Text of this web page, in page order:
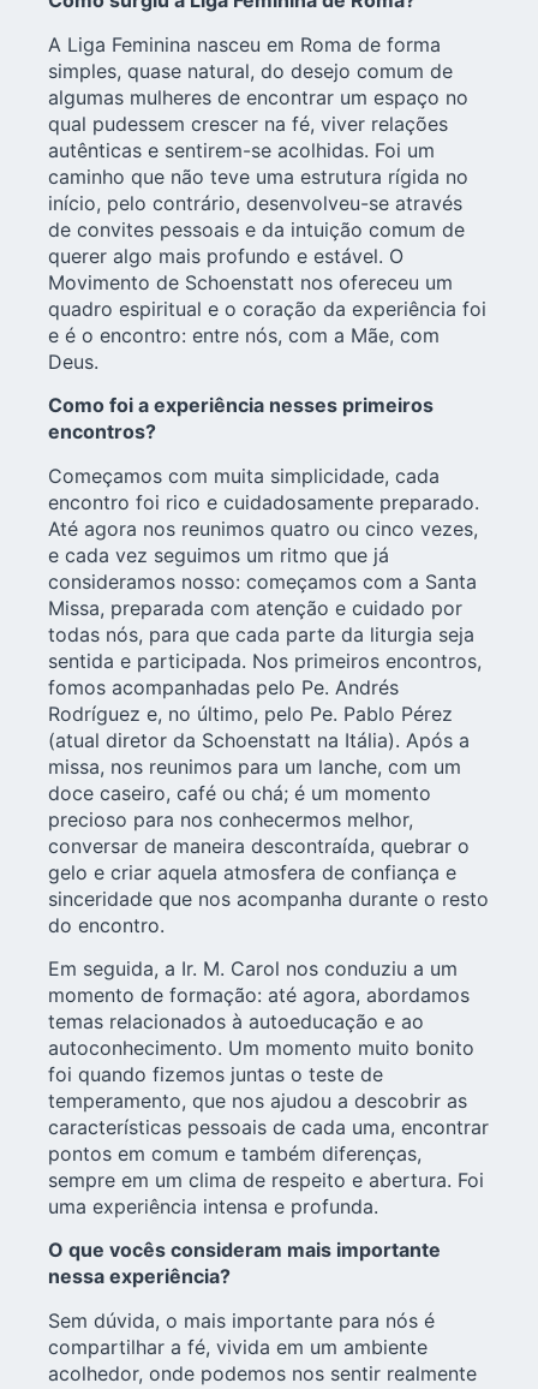
A Liga Feminina nasceu em Roma de forma
simples, quase natural, do desejo comum de
algumas mulheres de encontrar um espaço no
qual pudessem crescer na fé, viver relações
autênticas e sentirem-se acolhidas. Foi um
caminho que não teve uma estrutura rígida no
início, pelo contrário, desenvolveu-se através
de convites pessoais e da intuição comum de
querer algo mais profundo e estável. O
Movimento de Schoenstatt nos ofereceu um
quadro espiritual e o coração da experiência foi
e é o encontro: entre nós, com a Mãe, com
Deus.
Como foi a experiência nesses primeiros
encontros?
Começamos com muita simplicidade, cada
encontro foi rico e cuidadosamente preparado.
Até agora nos reunimos quatro ou cinco vezes,
e cada vez seguimos um ritmo que já
consideramos nosso: começamos com a Santa
Missa, preparada com atenção e cuidado por
todas nós, para que cada parte da liturgia seja
sentida e participada. Nos primeiros encontros,
fomos acompanhadas pelo Pe. Andrés
Rodríguez e, no último, pelo Pe. Pablo Pérez
(atual diretor da Schoenstatt na Itália). Após a
missa, nos reunimos para um lanche, com um
doce caseiro, café ou chá; é um momento
precioso para nos conhecermos melhor,
conversar de maneira descontraída, quebrar o
gelo e criar aquela atmosfera de confiança e
sinceridade que nos acompanha durante o resto
do encontro.
Em seguida, a Ir. M. Carol nos conduziu a um
momento de formação: até agora, abordamos
temas relacionados à autoeducação e ao
autoconhecimento. Um momento muito bonito
foi quando fizemos juntas o teste de
temperamento, que nos ajudou a descobrir as
características pessoais de cada uma, encontrar
pontos em comum e também diferenças,
sempre em um clima de respeito e abertura. Foi
uma experiência intensa e profunda.
O que vocês consideram mais importante
nessa experiência?
Sem dúvida, o mais importante para nós é
compartilhar a fé, vivida em um ambiente
acolhedor, onde podemos nos sentir realmente